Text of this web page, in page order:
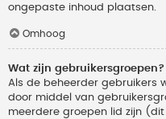
ongepaste inhoud plaatsen.
Omhoog
Wat zijn gebruikersgroepen?
Als de beheerder gebruikers
door middel van
meerdere groepen lid zijn